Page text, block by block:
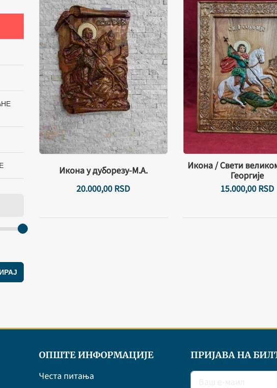
Икона у дуборезу-М.А.
20.000,00 RSD
Икона / Свети
Георгије
15.000,00 RSD
ОПШТЕ ИНФОРМАЦИЈЕ
Честа питања
ПРИЈАВА НА